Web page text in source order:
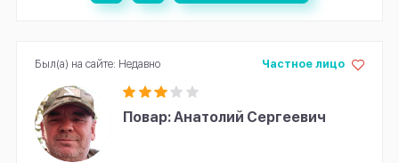
Повар: Анатолий Сергеевич
Частное лицо
Был(а) на сайте: Недавно